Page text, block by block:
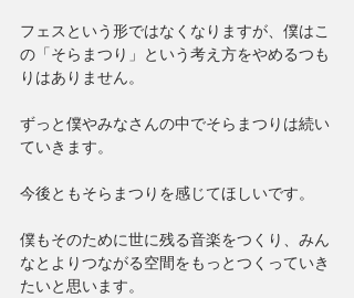
フェスという形ではなくなりますが、僕はこ
の「そらまつり」という考え方をやめるつも
りはありません。
ずっと僕やみなさんの中でそらまつりは続い
ていきます。
今後ともそらまつりを感じてほしいです。
僕もそのために世に残る音楽をつくり、みん
なとよりつながる空間をもっとつくっていき
たいと思います。